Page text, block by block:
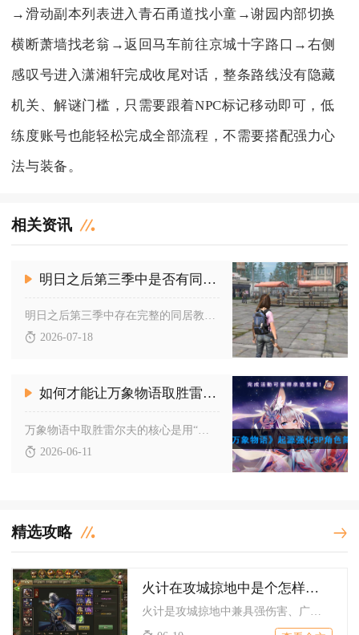
→滑动副本列表进入青石甬道找小童→谢园内部切换
横断萧墙找老翁→返回马车前往京城十字路口→右侧
感叹号进入潇湘轩完成收尾对话，整条路线没有隐藏
机关、解谜门槛，只需要跟着NPC标记移动即可，低
练度账号也能轻松完成全部流程，不需要搭配强力心
法与装备。
相关资讯
明日之后第三季中是否有同居教程
明日之后第三季中存在完整的同居教程，系统内自带清晰的同居操作...
2026-07-18
如何才能让万象物语取胜雷尔夫
2026-06-11
精选攻略
火计在攻城掠地中是个怎样的法宝